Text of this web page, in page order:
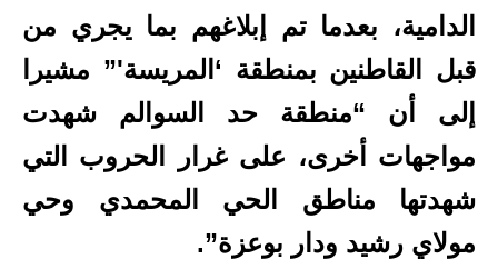
الدامية، بعدما تم إبلاغهم بما يجري من
قبل القاطنين بمنطقة ‘المريسة'” مشيرا
إلى أن “منطقة حد السوالم شهدت
مواجهات أخرى، على غرار الحروب التي
شهدتها مناطق الحي المحمدي وحي
مولاي رشيد ودار بوعزة”.